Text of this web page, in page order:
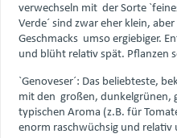
verwechseln mit der Sorte
Verde´ sind zwar eher klein,
Geschmacks umso ergiebiger.
und blüht relativ spät. Pflanzen
`Genoveser´: Das beliebteste,
mit den großen, dunkelgrünen,
typischen Aroma (z.B. für
enorm raschwüchsig und relativ